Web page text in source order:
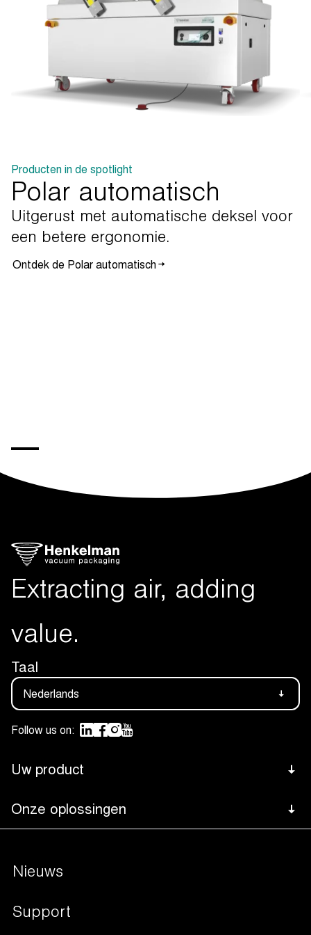
Producten in de spotlight
Polar automatisch
Uitgerust met automatische deksel voor
een betere ergonomie.
Ontdek de Polar automatisch
Extracting air, adding
value.
Taal
Nederlands
Follow us on:
Uw product
Vlees
Vis
Onze oplossingen
Besturingssystemen
Verpakkingsoplossingen
Navigation
Nieuws
Support